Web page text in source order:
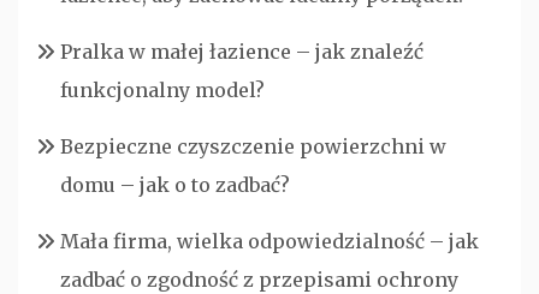
Pralka w małej łazience – jak znaleźć
funkcjonalny model?
Bezpieczne czyszczenie powierzchni w
domu – jak o to zadbać?
Mała firma, wielka odpowiedzialność – jak
zadbać o zgodność z przepisami ochrony